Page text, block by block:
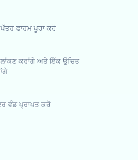
ਫਾਰਮ ਪੂਰਾ ਕਰੋ
ਕਰਾਂਗੇ ਅਤੇ ਇੱਕ ਉਚਿਤ
ਵੰਡ ਪ੍ਰਾਪਤ ਕਰੋ